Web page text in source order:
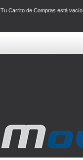
Tu Carrito de Compras está vacío